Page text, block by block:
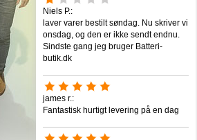
Niels P.:
laver varer bestilt søndag. Nu skriver vi
onsdag, og den er ikke sendt endnu.
Sindste gang jeg bruger Batteri-
butik.dk
james r.:
Fantastisk hurtigt levering på en dag